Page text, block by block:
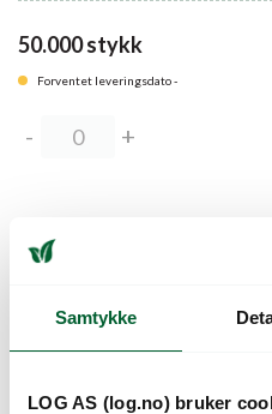
Samtykke
LOG AS (log.no) bruker
50.000 stykk
Forventet leveringsdato -
Beskrivelse
har et kompakt, friskt hode.